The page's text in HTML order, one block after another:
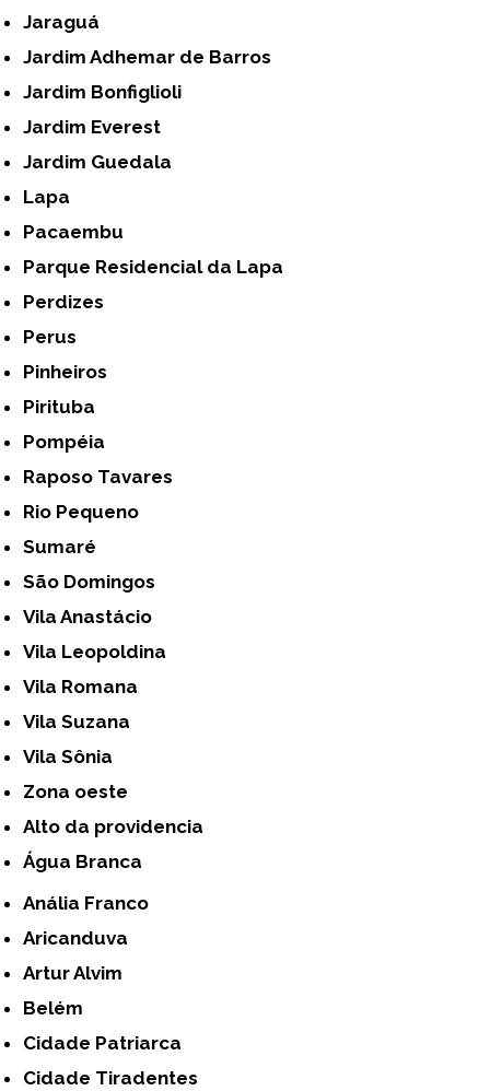
Jaraguá
Jardim Adhemar de Barros
Jardim Bonfiglioli
Jardim Everest
Jardim Guedala
Lapa
Pacaembu
Parque Residencial da Lapa
Perdizes
Perus
Pinheiros
Pirituba
Pompéia
Raposo Tavares
Rio Pequeno
Sumaré
São Domingos
Vila Anastácio
Vila Leopoldina
Vila Romana
Vila Suzana
Vila Sônia
Zona oeste
alto da providencia
Água Branca
Anália Franco
Aricanduva
Artur Alvim
Belém
Cidade Patriarca
Cidade Tiradentes